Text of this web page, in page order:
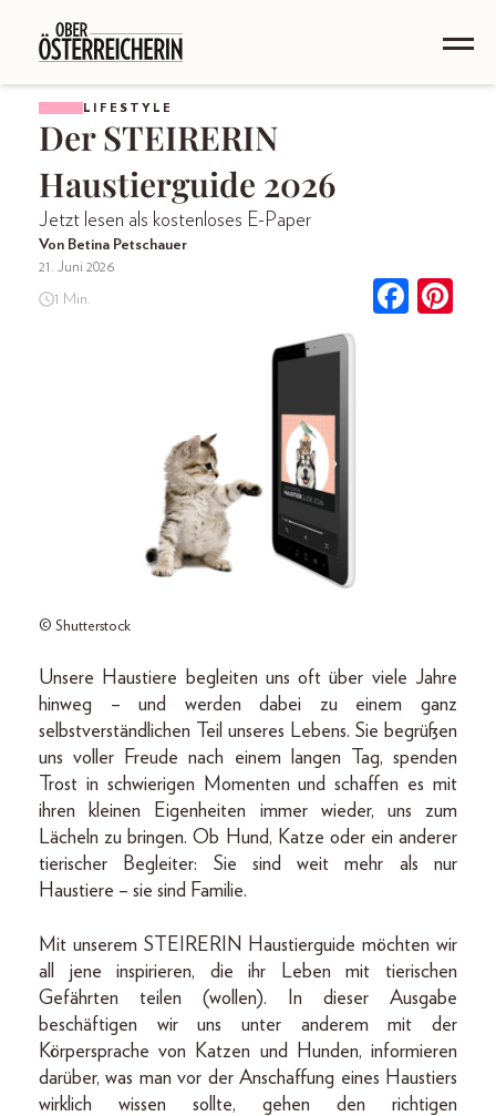
LIFESTYLE
Der STEIRERIN
Haustierguide 2026
Jetzt lesen als kostenloses E-Paper
Von Betina Petschauer
21. Juni 2026
1 Min.
© Shutterstock
Unsere Haustiere begleiten uns oft über viele Jahre
hinweg – und werden dabei zu einem ganz
selbstverständlichen Teil unseres Lebens. Sie begrüßen
uns voller Freude nach einem langen Tag, spenden
Trost in schwierigen Momenten und schaffen es mit
ihren kleinen Eigenheiten immer wieder, uns zum
Lächeln zu bringen. Ob Hund, Katze oder ein anderer
tierischer Begleiter: Sie sind weit mehr als nur
Haustiere – sie sind Familie.
Mit unserem STEIRERIN Haustierguide möchten wir
all jene inspirieren, die ihr Leben mit tierischen
Gefährten teilen (wollen). In dieser Ausgabe
beschäftigen wir uns unter anderem mit der
Körpersprache von Katzen und Hunden, informieren
darüber, was man vor der Anschaffung eines Haustiers
wirklich wissen sollte, gehen den richtigen